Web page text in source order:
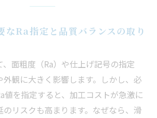
なRa指定と品質バランスの取り
面粗度（Ra）や仕上げ記号の指定
外観に大きく影響します。しかし、必
値を指定すると、加工コストが急激に
のリスクも高まります。なぜなら、滑